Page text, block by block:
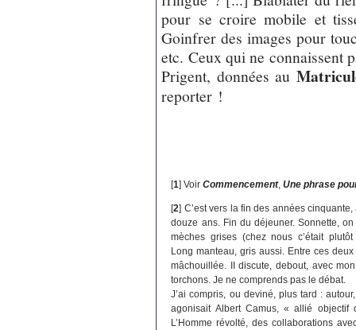
pour se croire mobile et
Goinfrer des images pour
etc. Ceux qui ne connaissent
Prigent, données au
reporter !
[1]VoirCommencement,Une phrase
[2] C’est vers la fin des années
douze ans. Fin du déjeuner. Sonnette,
mèches grises (chez nous c’était
Long manteau, gris aussi. Entre ces
mâchouillée. II discute, debout, avec
torchons. Je ne comprends pas le débat.
J’ai compris, ou deviné, plus tard :
agonisait Albert Camus, « allié
L’Homme révolté, des collaborations